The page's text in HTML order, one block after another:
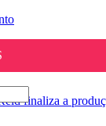
finaliza a